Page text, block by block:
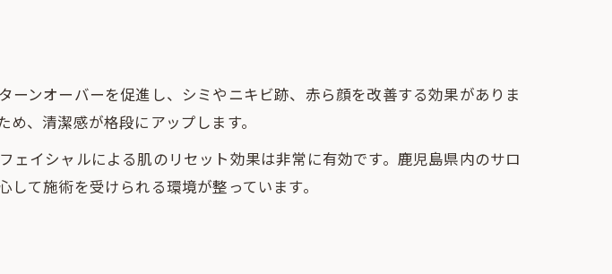
術の組み合わせメリット
フェイシャルの流れ
シャル施術体験談
帰りでも無理なく通える
ンオーバーを促進し、シミやニキビ跡、赤ら顔を改善する効果がありま
、清潔感が格段にアップします。
イシャルによる肌のリセット効果は非常に有効です。鹿児島県内のサロ
て施術を受けられる環境が整っています。